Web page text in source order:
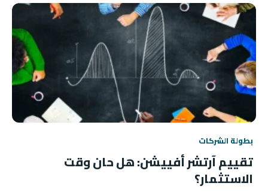
بطولة الشركات
تقييم آرتشر أفييشن: هل حان وقت
الاستثمار؟